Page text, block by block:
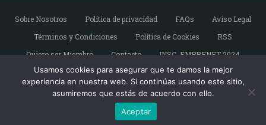
Sobre Nosotros Política de privacidad FAQs
Aviso Legal
Términos y Condiciones
Política de Cookies
RSS
Quiero ser Miembro
Contacto INSC. EMPRENET 2024
Copyright © Emprendedores de Sevilla. Todos
los derechos reservados.
Usamos cookies para asegurar que te damos la mejor
experiencia en nuestra web. Si continúas usando este sitio,
asumiremos que estás de acuerdo con ello.
Aceptar